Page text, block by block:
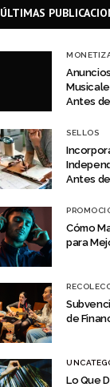
ÚLTIMAS
Antes
SELLOS
Antes
Cómo
para
de
Lo Que